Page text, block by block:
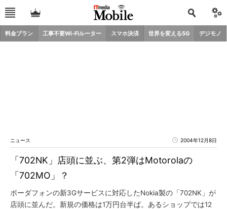
料金プラン 工事不要Wi-Fiルーター スマホ決済 世界を変える5G デジモノ
ニュース 2004年12月8日
「702NK」店頭に並ぶ、第2弾はMotorolaの
「702MO」？
ボーダフォンの新3Gサービスに対応したNokia製の「702NK」が
店頭に並んだ。新規の価格は1万円台半ば。あるショップでは12